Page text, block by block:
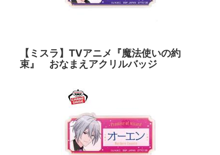
【ミスラ】TVアニメ『魔法使いの約
束』 おなまえアクリルバッジ